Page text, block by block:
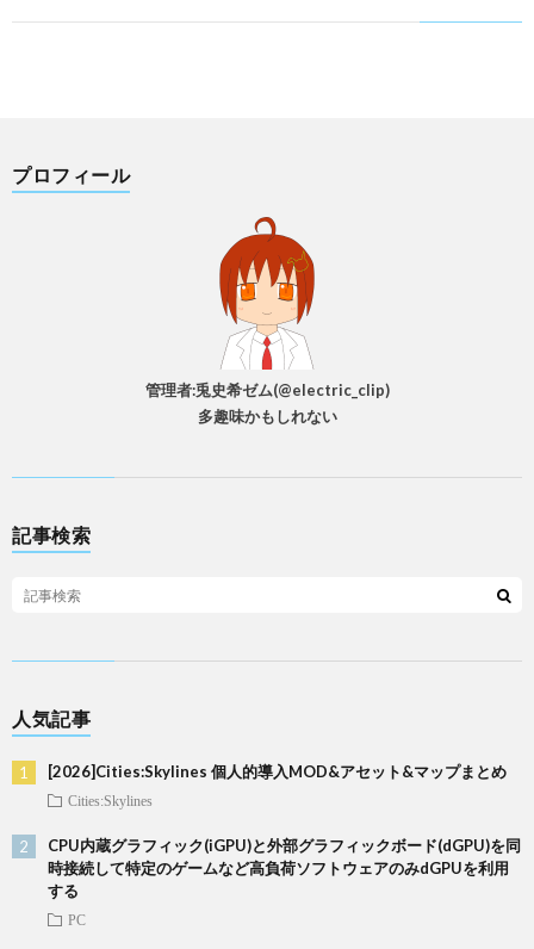
プロフィール
管理者:兎史希ゼム(@electric_clip)
多趣味かもしれない
記事検索
人気記事
[2026]Cities:Skylines 個人的導入MOD&アセット&マップまとめ
Cities:Skylines
CPU内蔵グラフィック(iGPU)と外部グラフィックボード(dGPU)を同
時接続して特定のゲームなど高負荷ソフトウェアのみdGPUを利用
する
PC